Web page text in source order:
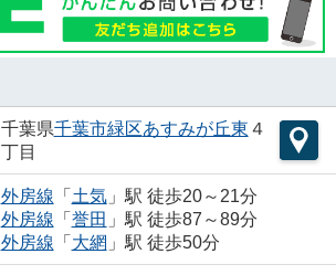
千葉県千葉市緑区あすみが丘東 ４
丁目
外房線 「 土気」駅 徒歩20～21分
外房線 「 誉田 」駅 徒歩87～89分
外房線 「 大網 」駅 徒歩50分